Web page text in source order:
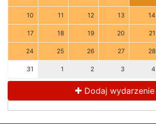
10 11 12 13 14
17 18 19 20 21
24 25 26 27 28
31 1 2 3 4
Dodaj wydarzenie